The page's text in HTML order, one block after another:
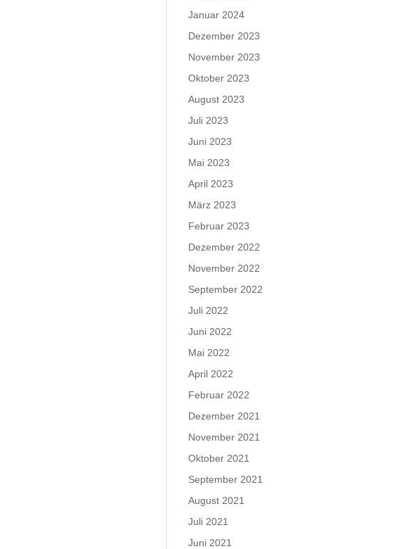
Januar 2024
Dezember 2023
November 2023
Oktober 2023
August 2023
Juli 2023
Juni 2023
Mai 2023
April 2023
März 2023
Februar 2023
Dezember 2022
November 2022
September 2022
Juli 2022
Juni 2022
Mai 2022
April 2022
Februar 2022
Dezember 2021
November 2021
Oktober 2021
September 2021
August 2021
Juli 2021
Juni 2021